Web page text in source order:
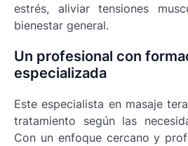
estrés, aliviar tensiones
bienestar general.
Un profesional con
especializada
Este especialista en masaje
tratamiento según las
Con un enfoque cercano y